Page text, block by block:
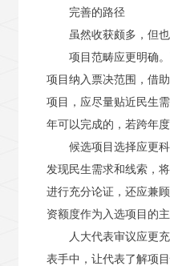
完善的路径
虽然收获颇多，但
项目范畴应更明确
项目纳入票决范围，借
项目，应尽量贴近民生
年可以完成的，若跨年
候选项目选择应更
发现民生需求和线索，
进行充分论证，还应兼
资额度作为入选项目的
人大代表审议应更
表手中，让代表了解项